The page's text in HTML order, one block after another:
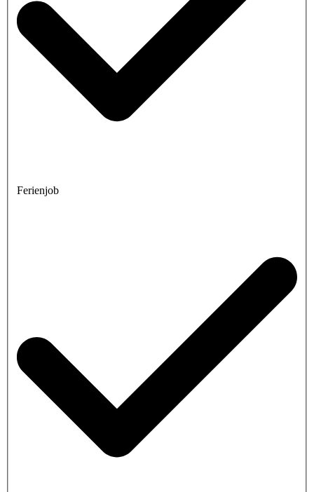
Ferienjob